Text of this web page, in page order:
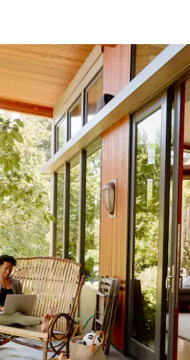
haut et vers le bas, ou en appuyant